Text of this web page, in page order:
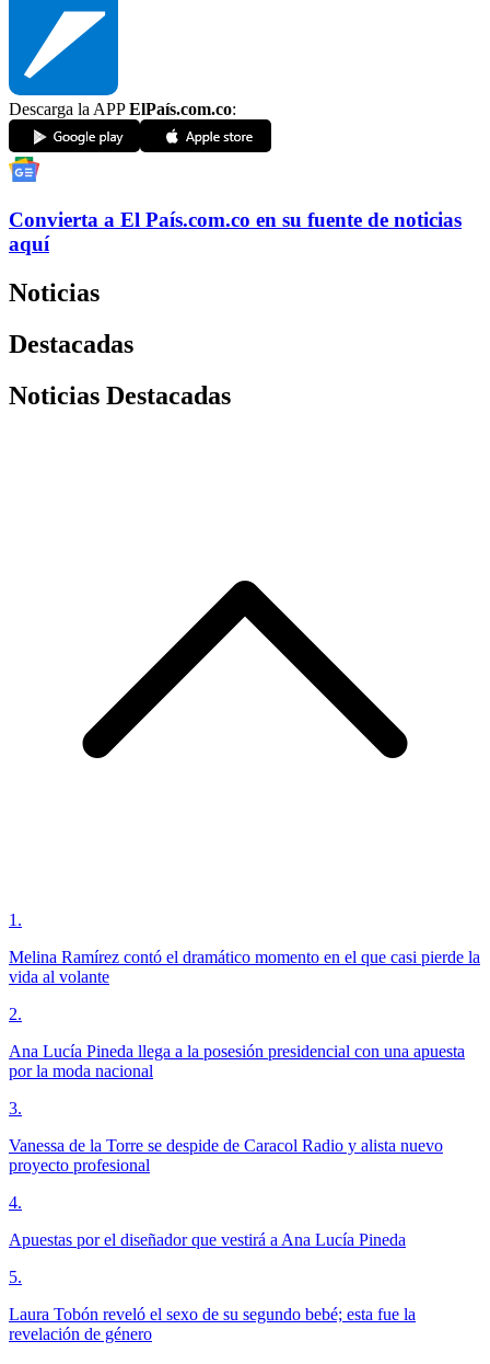
Descarga la APPElPaís.com.co:
Convierta a El País.com.co en su fuente de noticias
aquí
Noticias
Destacadas
Noticias Destacadas
1 .
Melina Ramírez contó el dramático momento en el que casi pierde la
vida al volante
2.
Ana Lucía Pineda llega a la posesión presidencial con una apuesta
por la moda nacional
3.
Vanessa de la Torre se despide de Caracol Radio y alista nuevo
proyecto profesional
4.
Apuestas por el diseñador que vestirá a Ana Lucía Pineda
5.
Laura Tobón reveló el sexo de su segundo bebé; esta fue la
revelación de género